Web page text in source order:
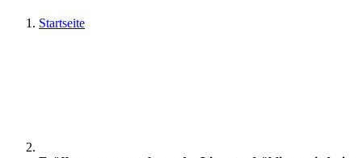
Startseite